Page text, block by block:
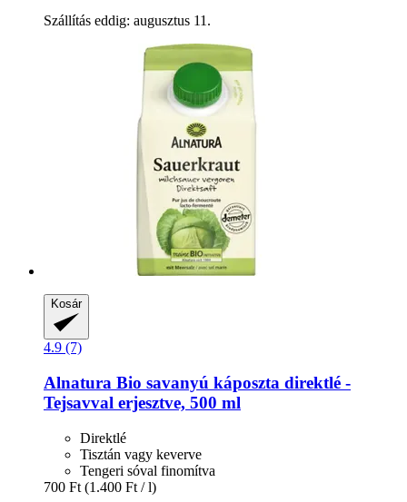
Szállítás eddig: augusztus 11.
Kosár
4.9 (7)
Alnatura Bio savanyú káposzta direktlé -​
Tejsavval erjesztve, 500 ml
Direktlé
Tisztán vagy keverve
Tengeri sóval finomítva
700 Ft (1.400 Ft / l)